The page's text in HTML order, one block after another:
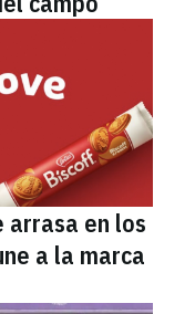
arrasa en los
a la marca